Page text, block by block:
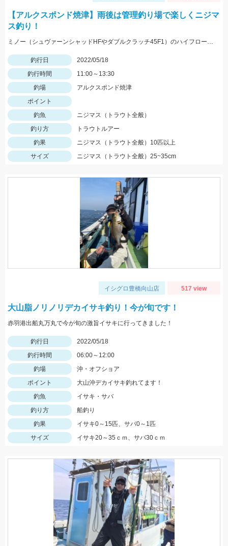
【アルクスポンド焼津】雨後は管理釣り場で楽しくニジマ
ス釣り！
ミノー（シュヴァーンシャッドHFやダブルクラッチ45F1）のハイフロート釣法に好反応でした！
釣行日
2022/05/18
釣行時間
11:00～13:30
釣場
アルクスポンド焼津
ポイント
釣魚
ニジマス（トラウト全般）
釣り方
トラウトルアー
釣果
ニジマス（トラウト全般）10匹以上
サイズ
ニジマス（トラウト全般）25~35cm
イシグロ豊橋向山店 517 view
大山脂ノリノリデカイサキ釣り！今が旬です！
赤羽港出船丸万丸で今が旬の激旨イサキに行ってきました！
釣行日
2022/05/18
釣行時間
06:00～12:00
釣場
沖・オフショア
ポイント
大山沖デカイサキ釣れてます！
釣魚
イサキ・サバ
釣り方
船釣り
釣果
イサキ0～15匹、サバ0～1匹
サイズ
イサキ20～35ｃｍ、サバ30ｃｍ